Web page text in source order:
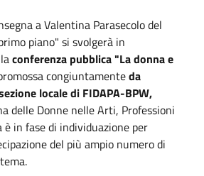
a Valentina Parasecolo del
piano" si svolgerà in
conferenza pubblica "La donna e
congiuntamenteda
locale di FIDAPA-BPW,
delle Donne nelle Arti, Professioni
in fase di individuazione per
del più ampio numero di